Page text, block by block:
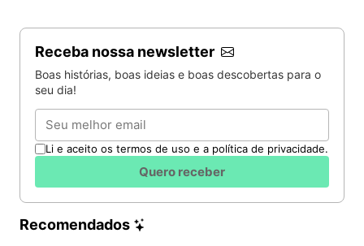
Receba nossa newsletter
Boas histórias, boas ideias e boas descobertas para o
seu dia!
Email
Li e aceito os termos de uso e a política de privacidade.
Quero receber
Recomendados